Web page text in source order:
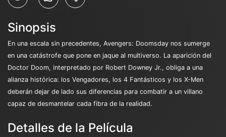
Sinopsis
En una escala sin precedentes, Avengers: Doomsday nos sumerge
en una catástrofe que pone en jaque al multiverso. La aparición del
Doctor Doom, interpretado por Robert Downey Jr., obliga a una
alianza histórica: los Vengadores, los 4 Fantásticos y los X-Men
deberán dejar de lado sus diferencias para combatir a un villano
capaz de desmantelar cada fibra de la realidad.
Detalles de la Película